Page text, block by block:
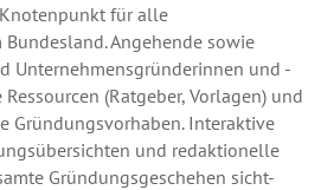
für alle
Angehende sowie
Unternehmensgründerinnen und -
(Ratgeber, Vorlagen) und
Gründungsvorhaben. Interaktive
und redaktionelle
Gründungsgeschehen sicht-